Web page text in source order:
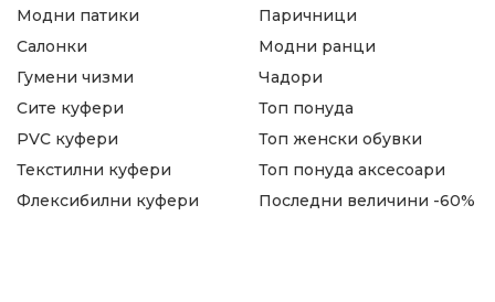
Модни патики
Салонки
Гумени чизми
Паричници
Модни ранци
Чадори
Сите куфери
PVC куфери
Текстилни куфери
Флексибилни куфери
Топ понуда
Топ женски обувки
Топ понуда аксесоари
Последни величини -60%